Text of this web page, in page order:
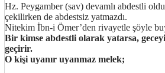
Hz. Peygamber (sav) devamlı abdestli
çekilirken de abdestsiz yatmazdı.
Nitekim İbn-i Ömer’den rivayetle şöyle
Bir kimse abdestli olarak yatarsa,
geçirir.
O kişi uyanır uyanmaz melek;